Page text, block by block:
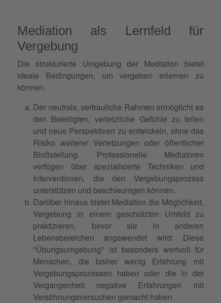
Mediation als Lernfeld für
Vergebung
Die strukturierte Umgebung der Mediation bietet
ideale Bedingungen, um vergeben erlernen zu
können.
Der neutrale, vertrauliche Rahmen ermöglicht es
den Beteiligten, verletzliche Gefühle zu teilen
und neue Perspektiven zu entwickeln, ohne das
Risiko weiterer Verletzungen oder öffentlicher
Bloßstellung. Professionelle Mediatoren
verfügen über spezialisierte Techniken und
Interventionen, die den Vergebungsprozess
unterstützen und beschleunigen können.
Darüber hinaus bietet Mediation die Möglichkeit,
Vergebung in einem geschützten Umfeld zu
praktizieren, bevor sie in anderen
Lebensbereichen angewendet wird. Diese
"Übungsumgebung" ist besonders wertvoll für
Menschen, die bisher wenig Erfahrung mit
Vergebungsprozessen haben oder die in der
Vergangenheit negative Erfahrungen mit
Versöhnungsversuchen gemacht haben.